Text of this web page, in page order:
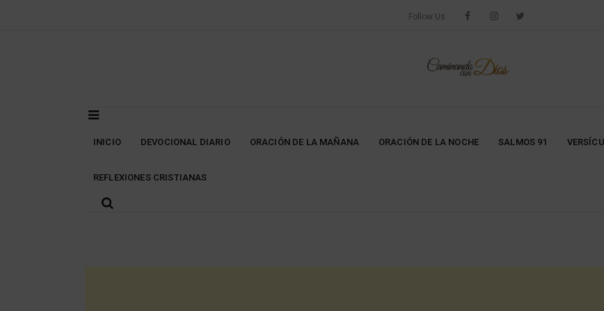
Follow Us
INICIO DEVOCIONAL DIARIO ORACIÓN DE LA MAÑANA ORACIÓN DE LA NOCHE SALMOS 91
REFLEXIONES CRISTIANAS